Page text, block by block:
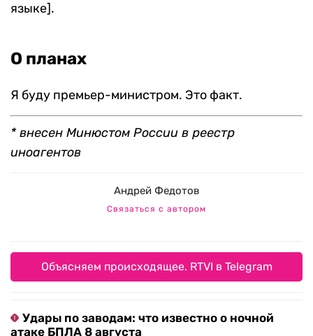
языке].
О планах
Я буду премьер-министром. Это факт.
* внесен Минюстом России в реестр
иноагентов
Андрей Федотов
Связаться с автором
Объясняем происходящее. RTVI в Telegram
Удары по заводам: что известно о ночной
атаке БПЛА 8 августа